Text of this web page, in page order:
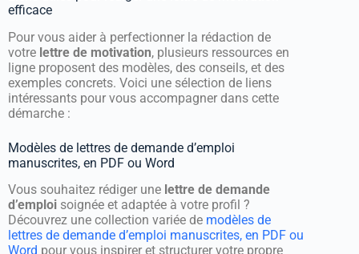
efficace
Pour vous aider à perfectionner la rédaction de
votre lettre de motivation, plusieurs ressources en
ligne proposent des modèles, des conseils, et des
exemples concrets. Voici une sélection de liens
intéressants pour vous accompagner dans cette
démarche :
Modèles de lettres de demande d’emploi
manuscrites, en PDF ou Word
Vous souhaitez rédiger une lettre de demande
d’emploi soignée et adaptée à votre profil ?
Découvrez une collection variée de modèles de
lettres de demande d’emploi manuscrites, en PDF ou
Word pour vous inspirer et structurer votre propre